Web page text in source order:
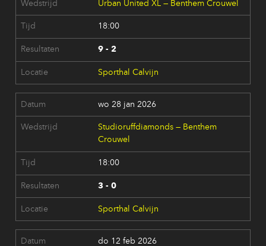
Urban United XL — Benthem Crouwel
18:00
9 - 2
Sporthal Calvijn
wo 28 jan 2026
Studioruffdiamonds — Benthem
Crouwel
18:00
3 - 0
Sporthal Calvijn
do 12 feb 2026